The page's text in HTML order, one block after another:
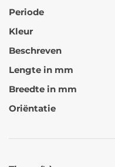
Periode
Kleur
Beschreven
Lengte in mm
Breedte in mm
Oriëntatie